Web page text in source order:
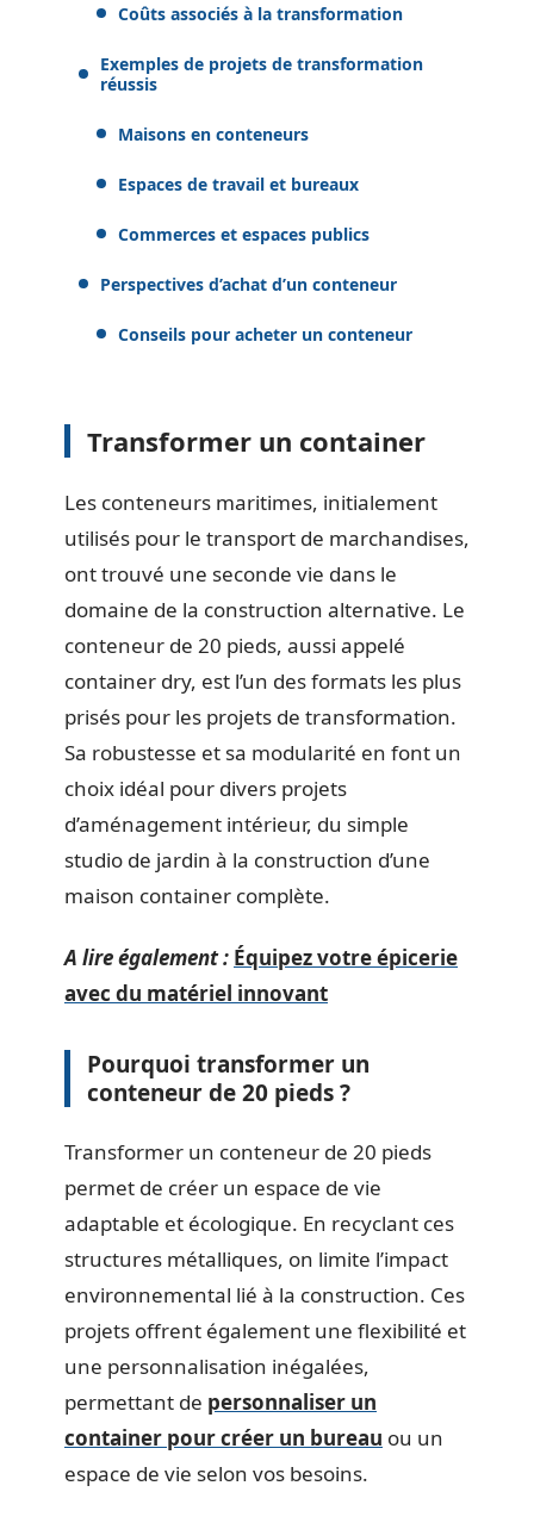
Coûts associés à la transformation
Exemples de projets de transformation
réussis
Maisons en conteneurs
Espaces de travail et bureaux
Commerces et espaces publics
Perspectives d’achat d’un conteneur
Conseils pour acheter un conteneur
Transformer un container
Les conteneurs maritimes, initialement
utilisés pour le transport de marchandises,
ont trouvé une seconde vie dans le
domaine de la construction alternative. Le
conteneur de 20 pieds, aussi appelé
container dry, est l’un des formats les plus
prisés pour les projets de transformation.
Sa robustesse et sa modularité en font un
choix idéal pour divers projets
d’aménagement intérieur, du simple
studio de jardin à la construction d’une
maison container complète.
A lire également : Équipez votre épicerie
avec du matériel innovant
Pourquoi transformer un
conteneur de 20 pieds ?
Transformer un conteneur de 20 pieds
permet de créer un espace de vie
adaptable et écologique. En recyclant ces
structures métalliques, on limite l’impact
environnemental lié à la construction. Ces
projets offrent également une flexibilité et
une personnalisation inégalées,
permettant de personnaliser un
container pour créer un bureau ou un
espace de vie selon vos besoins.